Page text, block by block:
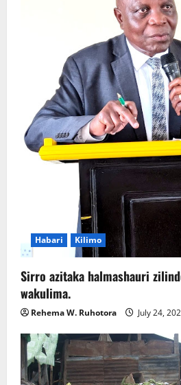
Habari Kilimo
Sirro azitaka halmashauri
wakulima.
Rehema W. Ruhotora July 24,